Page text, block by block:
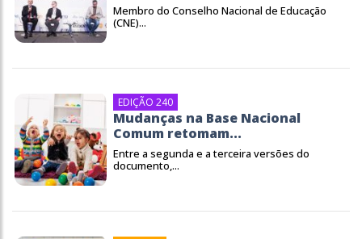
Membro do Conselho Nacional de Educação
(CNE)...
EDIÇÃO 240
Mudanças na Base Nacional
Comum retomam...
Entre a segunda e a terceira versões do
documento,...